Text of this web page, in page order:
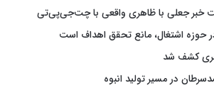
خبر جعلی با ظاهری واقعی با چت‌جی‌پی‌تی
حوزه اشتغال، مانع تحقق اهداف است
کشف شد
در مسیر تولید انبوه